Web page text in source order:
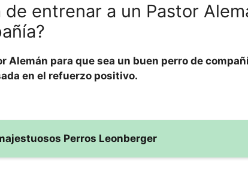
entrenar a un Pastor
Alemán para que sea un buen perro de
en el refuerzo positivo.
Perros Leonberger